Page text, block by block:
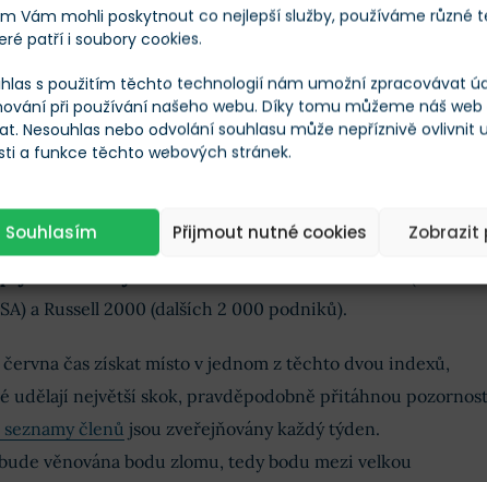
Vám mohli poskytnout co nejlepší služby, používáme různé
patří i soubory cookies.
s použitím těchto technologií nám umožní zpracovávat
při používání našeho webu. Díky tomu můžeme náš web
Nesouhlas nebo odvolání souhlasu může nepříznivě ovlivnit
a funkce těchto webových stránek.
Souhlasím Přijmout nutné cookies Zobrazit
indexů Russell pro pasivní investory nejbližší věcí
nazvěme to americkým žebříčkem akcií, chcete-li.
když Russell FTSE dokončil seznam 3 000
amerických trzích.
uchazeči, ale pozornost se přesouvá na
nebo klesají v žebříčku indexů
a Russell 2000 (dalších 2 000 podniků).
června čas získat místo v jednom z těchto dvou indexů,
udělají největší skok, pravděpodobně přitáhnou
členů jsou zveřejňovány každý týden.
věnována bodu zlomu, tedy bodu mezi velkou